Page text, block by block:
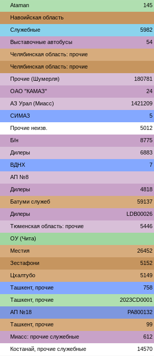
Ataman 145
Навоийская область
Служебные 5982
Выставочные автобусы 54
Челябинская область: прочие
Челябинская область: прочие
Прочие (Шумерля) 180781
ОАО "КАМАЗ" 24
АЗ Урал (Миасс) 1421209
СИМАЗ 5
Прочие неизв. 5012
Б/н 8775
Дилеры 6883
ВДНХ 7
АП №8
Дилеры 4818
Батуми служеб 59137
Дилеры LDB00026
Тюменская область: прочие 5446
ОУ (Чита)
Местия 26452
Зестафони 5152
Цхалтубо 5149
Ташкент, прочие 758
Ташкент, прочие 2023CD0001
АП №18 PA800132
Ташкент, прочие 99
Миасс: прочие служебные 612
Костанай, прочие служебные 14570